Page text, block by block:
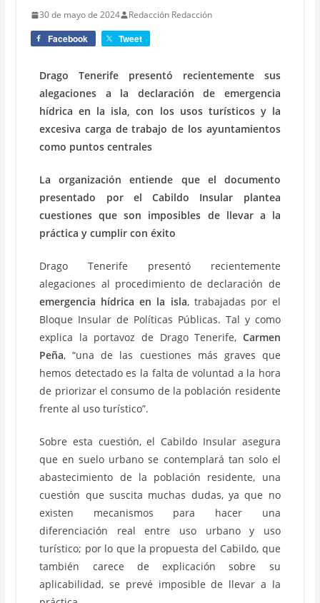
30 de mayo de 2024 Redacción Redacción
Facebook Tweet
Drago Tenerife presentó recientemente sus
alegaciones a la declaración de emergencia
hídrica en la isla, con los usos turísticos y la
excesiva carga de trabajo de los ayuntamientos
como puntos centrales
La organización entiende que el documento
presentado por el Cabildo Insular plantea
cuestiones que son imposibles de llevar a la
práctica y cumplir con éxito
Drago Tenerife presentó recientemente
alegaciones al procedimiento de declaración de
emergencia hídrica en la isla, trabajadas por el
Bloque Insular de Políticas Públicas. Tal y como
explica la portavoz de Drago Tenerife, Carmen
Peña, “una de las cuestiones más graves que
hemos detectado es la falta de voluntad a la hora
de priorizar el consumo de la población residente
frente al uso turístico”.
Sobre esta cuestión, el Cabildo Insular asegura
que en suelo urbano se contemplará tan solo el
abastecimiento de la población residente, una
cuestión que suscita muchas dudas, ya que no
existen mecanismos para hacer una
diferenciación real entre uso urbano y uso
turístico; por lo que la propuesta del Cabildo, que
también carece de explicación sobre su
aplicabilidad, se prevé imposible de llevar a la